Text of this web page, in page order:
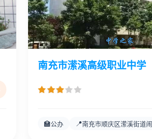
南充市潆溪高级职业中学
🏫公办 📍南充市顺庆区潆溪街道闹